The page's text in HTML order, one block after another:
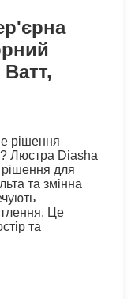
рішення
Люстра Diasha
для
та змінна
Це
та